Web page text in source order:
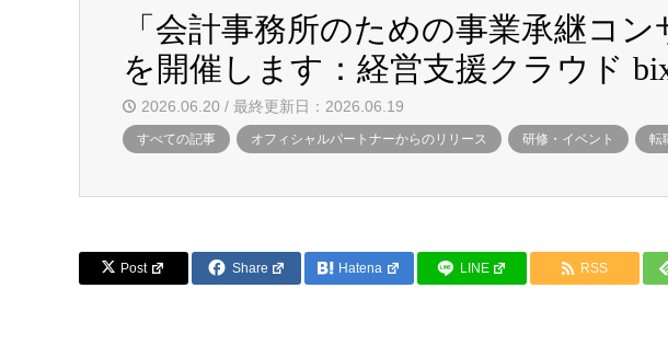
「会計事務所のための事業承継コン
を開催します：経営支援クラウド
2026.06.20 / 最終更新日：2026.06.19
すべての記事 オフィシャルパートナーからのリリース 研修・イベント 転
Post Share Hatena LINE RSS